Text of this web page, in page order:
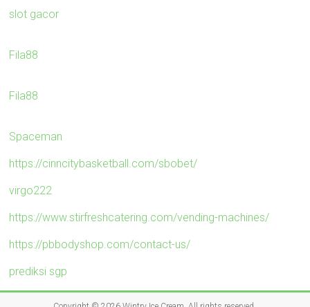
slot gacor
Fila88
Fila88
Spaceman
https://cinncitybasketball.com/sbobet/
virgo222
https://www.stirfreshcatering.com/vending-machines/
https://pbbodyshop.com/contact-us/
prediksi sgp